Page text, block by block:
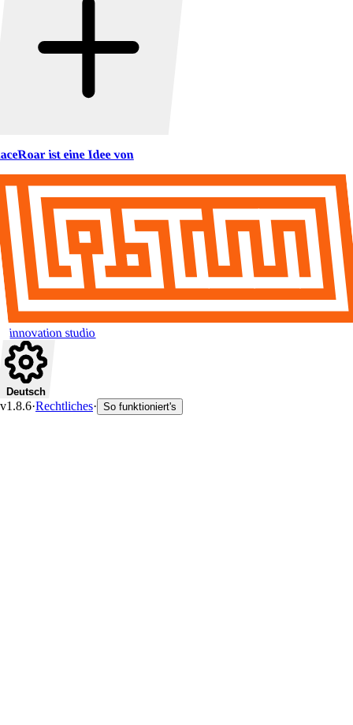
ist eine Idee von
innovation studio
Deutsch
v1.8.6·Rechtliches· So funktioniert's